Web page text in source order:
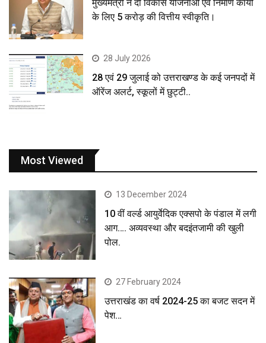
मुख्यमंत्री ने दी विकास योजनाओं एवं निर्माण कार्यों
के लिए 5 करोड़ की वित्तीय स्वीकृति।
28 July 2026
28 एवं 29 जुलाई को उत्तराखण्ड के कई जनपदों में
ऑरेंज अलर्ट, स्कूलों में छुट्टी..
Most Viewed
13 December 2024
10 वीं वर्ल्ड आयुर्वेदिक एक्सपो के पंडाल में लगी
आग…. अव्यवस्था और बदइंतजामी की खुली
पोल.
27 February 2024
उत्तराखंड का वर्ष 2024-25 का बजट सदन में
पेश…